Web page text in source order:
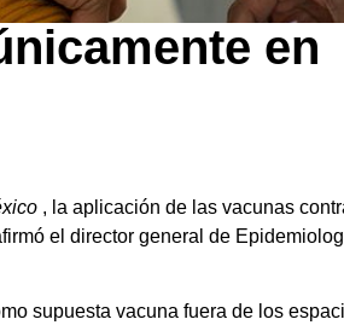
en
, la aplicación de las vacunas
el director general de
supuesta vacuna fuera de los